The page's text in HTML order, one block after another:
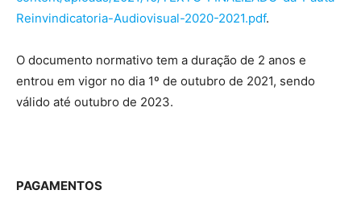
Reinvindicatoria-Audiovisual-2020-2021.pdf.
O documento normativo tem a duração de 2 anos e
entrou em vigor no dia 1º de outubro de 2021, sendo
válido até outubro de 2023.
PAGAMENTOS